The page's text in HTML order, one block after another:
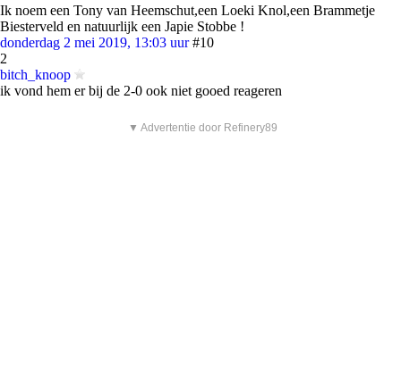
Ik noem een Tony van Heemschut,een Loeki Knol,een Brammetje
Biesterveld en natuurlijk een Japie Stobbe !
donderdag 2 mei 2019, 13:03 uur #10
2
bitch_knoop
ik vond hem er bij de 2-0 ook niet gooed reageren
▼ Advertentie door Refinery89